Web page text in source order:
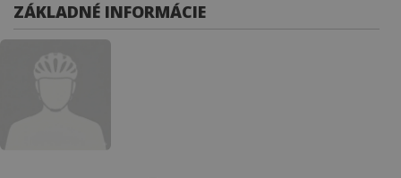
ZÁKLADNÉ INFORMÁCIE